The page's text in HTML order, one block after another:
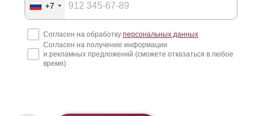
+7
Согласен на обработку персональных данных
Согласен на получение информации
и рекламных предложений (сможете отказаться в любое
время)